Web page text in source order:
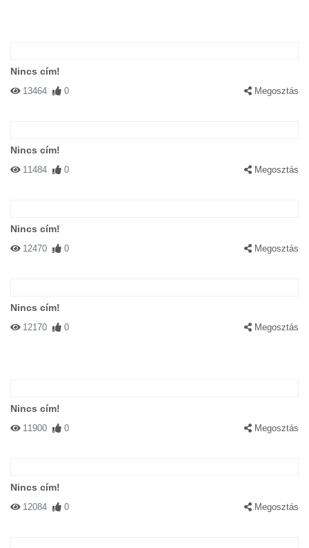
Nincs cím!
13464 0 Megosztás
Nincs cím!
11484 0 Megosztás
Nincs cím!
12470 0 Megosztás
Nincs cím!
12170 0 Megosztás
Nincs cím!
11900 0 Megosztás
Nincs cím!
12084 0 Megosztás